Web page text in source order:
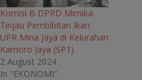
Komisi B DPRD Mimika
Tinjau Pembibitan Ikan
UPR Mina Jaya di Kelurahan
Kamoro Jaya (SP1)
2 August 2024
In "EKONOMI"